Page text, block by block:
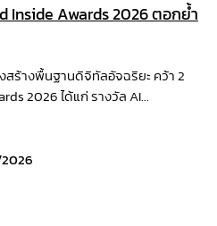
Inside Awards 2026 ตอกย้ำ
สร้างพื้นฐานดิจิทัลอัจฉริยะ คว้า 2
2026 ได้แก่ รางวัล AI...